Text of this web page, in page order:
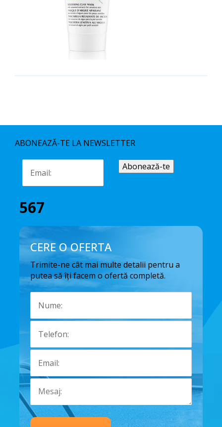
ABONEAZĂ-TE LA NEWSLETTER
567
CERE O OFERTA
Trimite-ne cât mai multe detalii pentru a
putea să îți facem o ofertă completă.